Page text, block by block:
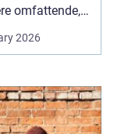
omfattende,
først tror. Der er
møbler der
ad, og
med
2026